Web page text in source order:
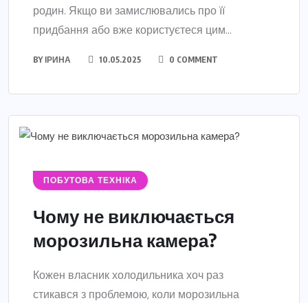
родин. Якщо ви замислювались про її
придбання або вже користуєтеся цим...
BYІРИНА 10.05.2025 0 COMMENT
ПОБУТОВА ТЕХНІКА
Чому не виключається
морозильна камера?
Кожен власник холодильника хоч раз
стикався з проблемою, коли морозильна